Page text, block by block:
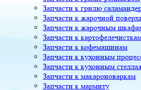
Запчасти к грилю
Запчасти к жарочной
Запчасти к жарочным
Запчасти к
Запчасти к кофемашинам
Запчасти к кухонным
Запчасти к кухонным
Запчасти к макароноваркам
Запчасти к мармиту